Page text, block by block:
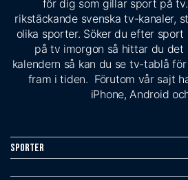
för dig som gillar sport på
rikstäckande svenska tv-kanaler,
olika sporter. Söker du efter
på tv imorgon så hittar du det
kalendern så kan du se tv-tablå
fram i tiden. Förutom vår sajt
iPhone, Android
Sporter